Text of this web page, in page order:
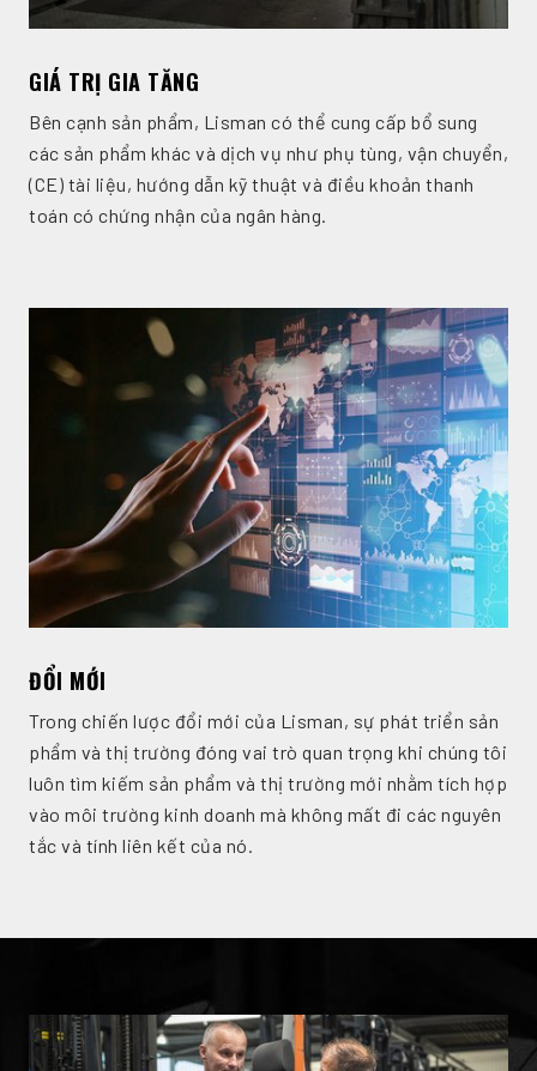
GIÁ TRỊ GIA TĂNG
Bên cạnh sản phẩm, Lisman có thể cung cấp bổ sung
các sản phẩm khác và dịch vụ như phụ tùng, vận chuyển,
(CE) tài liệu, hướng dẫn kỹ thuật và điều khoản thanh
toán có chứng nhận của ngân hàng.
ĐỔI MỚI
Trong chiến lược đổi mới của Lisman, sự phát triển sản
phẩm và thị trường đóng vai trò quan trọng khi chúng tôi
luôn tìm kiếm sản phẩm và thị trường mới nhằm tích hợp
vào môi trường kinh doanh mà không mất đi các nguyên
tắc và tính liên kết của nó.